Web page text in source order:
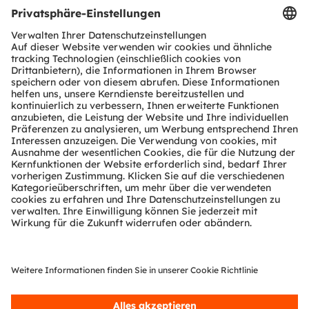
Produkt Selektor
Download Center
Tools
Kundenanfragen
Technischer Support
Partner Netzwerk
Whistleblowing
© 2026 ams-OSRAM AG. All rights reserved.
Datenschutzerklärung Nutzungsbedingungen
Terms of Trade
ImpressumCookie PolicyAI Policy